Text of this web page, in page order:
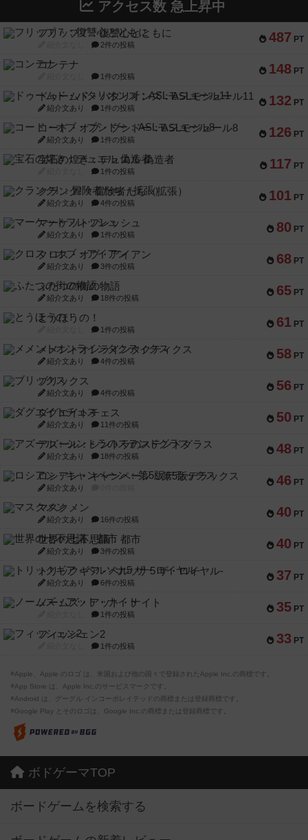
アクセス数 急上昇中
487 PT
フリップ７：復讐心とともに
2件の投稿
148 PT
コンテナ
1件の投稿
132 PT
ドゥームド・バタリオンズ：ASLモジュール11
紹介文あり 1件の投稿
126 PT
コード・オブ・ブシドー：ASLモジュール8
紹介文あり 1件の投稿
117 PT
宝石の煌き：デュエル 偽造者
1件の投稿
101 PT
クランク! ：冒険者たち（拡張）
紹介文あり 4件の投稿
80 PT
マーケットフレッシュ
紹介文あり 1件の投稿
68 PT
クロス・オブ・アイアン
紹介文あり 3件の投稿
65 PT
ふたつの街の物語
紹介文あり 18件の投稿
61 PT
とうほうの！
1件の投稿
58 PT
メメントオンラインタクティクス
紹介文あり 4件の投稿
56 PT
ブリックス
紹介文あり 4件の投稿
50 PT
ダグエイトチェス
紹介文あり 11件の投稿
48 PT
アズール：シントラのステンドグラス
紹介文あり 18件の投稿
46 PT
ロシアン・キャンペーン：第5版デラックス
紹介文あり
40 PT
マスクメン
紹介文あり 16件の投稿
40 PT
世界の七不思議：都市
紹介文あり 3件の投稿
37 PT
トリックギア - ペルソナ5 ザ・ロイヤル-
紹介文あり 6件の投稿
35 PT
ノームズ・アット・ナイト
1件の投稿
33 PT
フィッシェン2
1件の投稿
※Apple、Apple のロゴ は、米国および他の国々で登録されたApple Inc.の商標です。
※App Store は、Apple Inc.のサービスマークです。
※Android は、グーグル インコーポレイテッドの商標または登録商標です。
※Google Play とそのロゴは、Google Inc.の商標または登録商標です。
ボドゲーマTOP
ボードゲームを検索する